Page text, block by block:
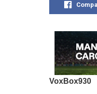
VoxBox930